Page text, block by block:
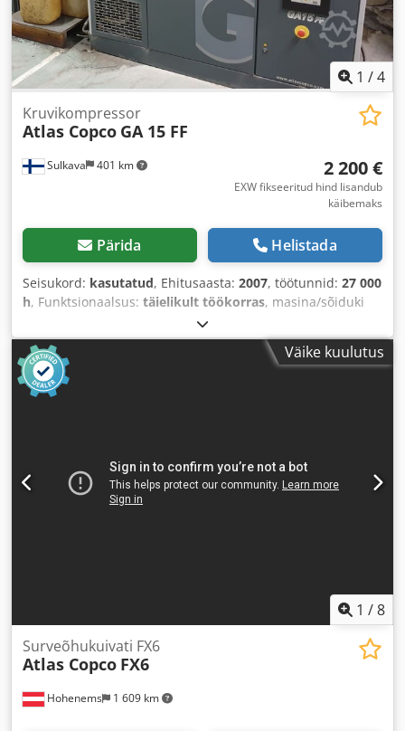
1 /4
Sulkava 401 km
Kruvikompressor
Atlas Copco GA 15 FF
2 200 €
EXW fikseeritud hind lisandub
käibemaks
Pärida Helistada
Seisukord: kasutatud, Ehitusaasta: 2007, töötunnid: 27 000
h, Funktsionaalsus: täielikult töökorras, masina/sõiduki
Väike kuulutus
1 /8
Hohenems 1 609 km
Surveõhukuivati FX6
Atlas Copco FX6